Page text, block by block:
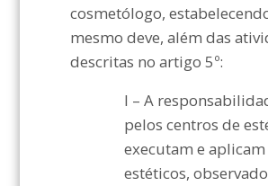
cosmetólogo,
mesmo deve, além das
descritas no artigo 5º:
I – A
pelos centros de
executam e
estéticos,